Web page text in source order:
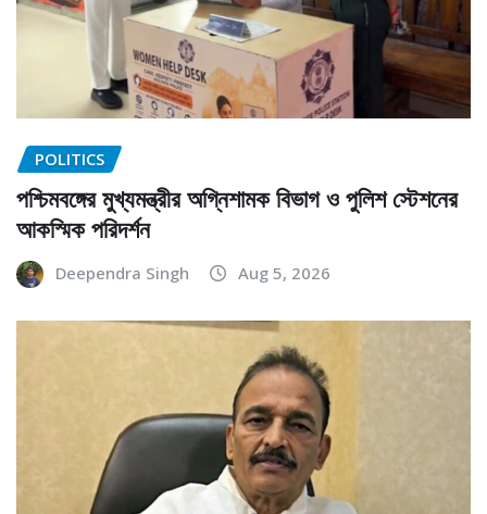
POLITICS
পশ্চিমবঙ্গের মুখ্যমন্ত্রীর অগ্নিশামক বিভাগ ও পুলিশ স্টেশনের
আকস্মিক পরিদর্শন
Deependra Singh Aug 5, 2026